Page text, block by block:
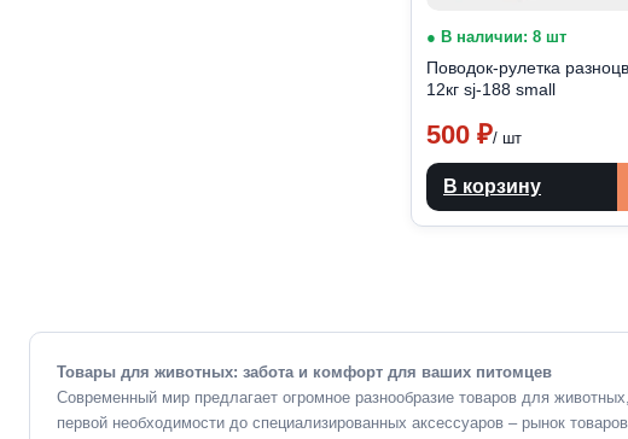
● В наличии: 8 шт
Поводок-рулетка
12кг sj-188 small
500 ₽/ шт
В корзину
Товары для животных: забота и комфорт для ваших питомцев
Современный мир предлагает огромное разнообразие товаров для
первой необходимости до специализированных аксессуаров – рынок